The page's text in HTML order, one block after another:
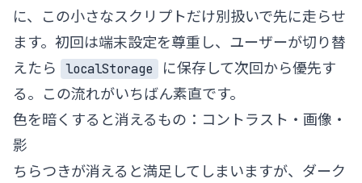
に、この小さなスクリプトだけ別扱いで先に走らせ
ます。初回は端末設定を尊重し、ユーザーが切り替
えたら
localStorage
に保存して次回から優先す
る。この流れがいちばん素直です。
色を暗くすると消えるもの：コントラスト・画像・
影
ちらつきが消えると満足してしまいますが、ダーク